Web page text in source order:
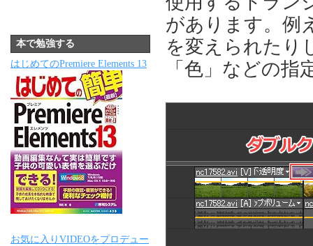
があります。例
を変えられたり
「色」などの
本で勉強する
はじめてのPremiere Elements 13
お気に入りVIDEOをプロデュー